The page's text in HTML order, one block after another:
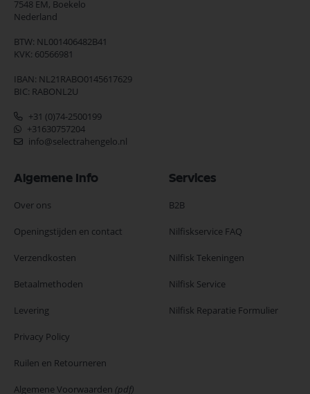
7548 EM, Boekelo
Nederland
BTW: NL001406482B41
KVK: 60566981
IBAN: NL21RABO0145617629
BIC: RABONL2U
+31 (0)74-2500199
+31630757204
info@selectrahengelo.nl
Algemene Info
Over ons
Openingstijden en contact
Verzendkosten
Betaalmethoden
Levering
Privacy Policy
Ruilen en Retourneren
Algemene Voorwaarden (pdf)
Services
B2B
Nilfiskservice FAQ
Nilfisk Tekeningen
Nilfisk Service
Nilfisk Reparatie Formulier